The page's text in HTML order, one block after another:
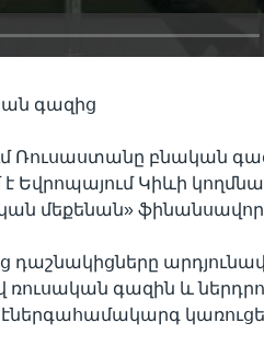
գազից
Ռուսաստանը բնական
է Եվրոպայում Կիևի
մեքենան»
դաշնակիցները
ռուսական գազին և